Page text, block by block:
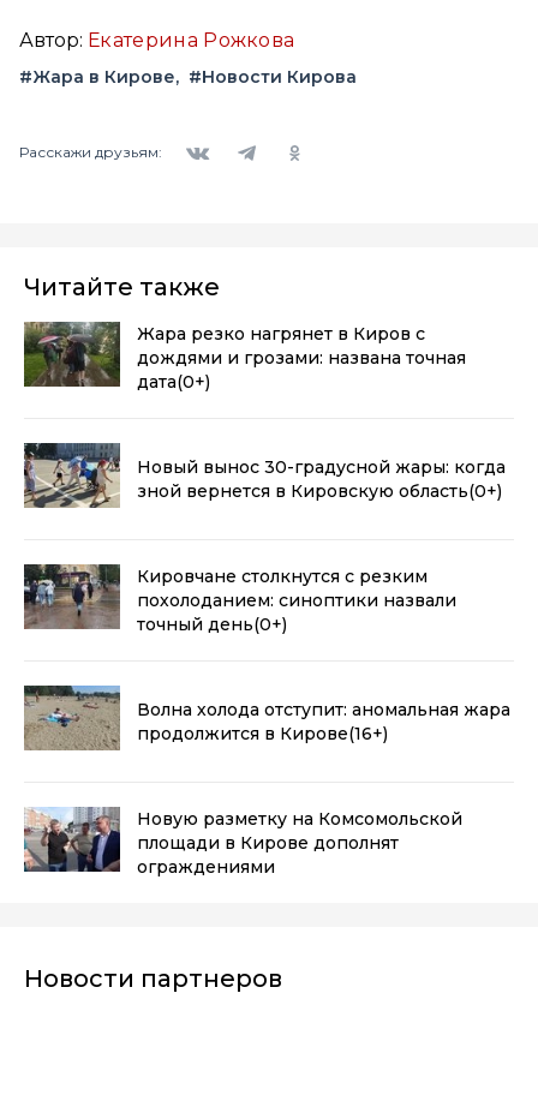
Автор: Екатерина Рожкова
#Жара в Кирове #Новости Кирова
Расскажи друзьям:
Читайте также
Жара резко нагрянет в Киров с
дождями и грозами: названа точная
дата(0+)
Новый вынос 30-градусной жары: когда
зной вернется в Кировскую область(0+)
Кировчане столкнутся с резким
похолоданием: синоптики назвали
точный день(0+)
Волна холода отступит: аномальная жара
продолжится в Кирове(16+)
Новую разметку на Комсомольской
площади в Кирове дополнят
ограждениями
Новости партнеров